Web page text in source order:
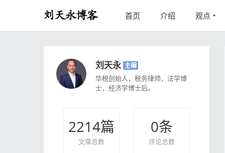
首页 介绍 观点
刘天永 主编
华税创始人，税务律师，法学博
士，经济学博士后。
2214篇
文章总数
0条
评论总数